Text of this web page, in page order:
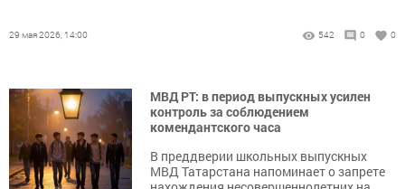
29 мая 2026, 14:00 542 0 0
МВД РТ: в период выпускных усилен
контроль за соблюдением
комендантского часа
В преддверии школьных выпускных
МВД Татарстана напоминает о запрете